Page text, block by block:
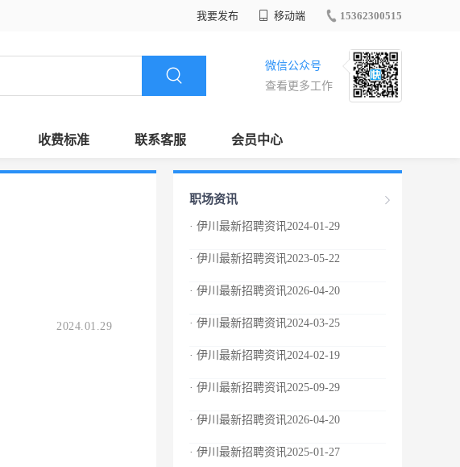
我要发布 移动端 15362300515
微信公众号
查看更多工作
收费标准 联系客服 会员中心
2024.01.29
职场资讯
· 伊川最新招聘资讯2024-01-29
· 伊川最新招聘资讯2023-05-22
· 伊川最新招聘资讯2026-04-20
· 伊川最新招聘资讯2024-03-25
· 伊川最新招聘资讯2024-02-19
· 伊川最新招聘资讯2025-09-29
· 伊川最新招聘资讯2026-04-20
· 伊川最新招聘资讯2025-01-27